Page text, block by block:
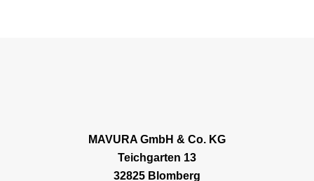
MAVURA GmbH & Co. KG
Teichgarten 13
32825 Blomberg